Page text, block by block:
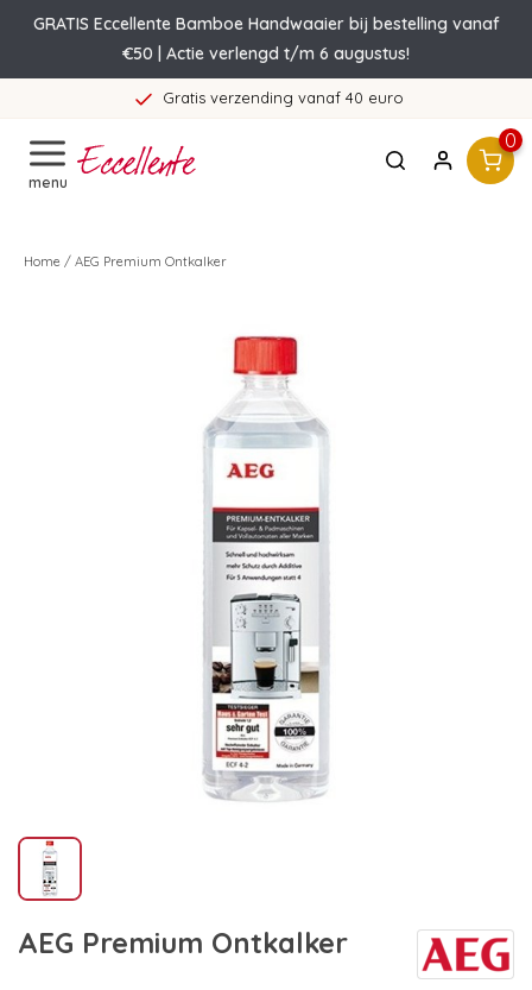
GRATIS Eccellente Bamboe Handwaaier bij bestelling vanaf
€50 | Actie verlengd t/m 6 augustus!
Gratis verzending vanaf 40 euro
menu
0
Home / AEG Premium Ontkalker
AEG Premium Ontkalker